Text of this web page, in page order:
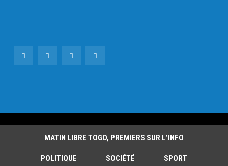
MATIN LIBRE TOGO, PREMIERS SUR L’INFO
POLITIQUE SOCIÉTÉ SPORT